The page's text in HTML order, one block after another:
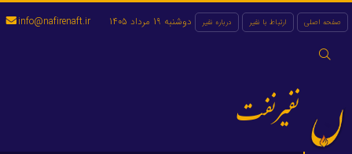
صفحه اصلی ارتباط با نفیر درباره نفیر
جستجو
دوشنبه 19 مرداد 1405 info@nafirenaft.ir
نفیرنفت